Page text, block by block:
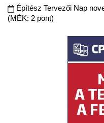
Építész Tervezői Nap
(MÉK: 2 pont)